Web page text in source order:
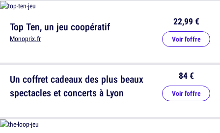
Un coffret cadeaux des plus beaux
spectacles et concerts à Lyon
84 €
Voir l'offre
Top Ten, un jeu coopératif
Monoprix.fr
22,99 €
Voir l'offre